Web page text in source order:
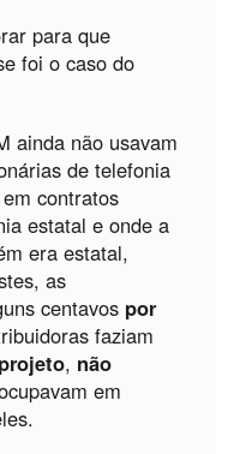
para que
foi o caso do
ainda não usavam
de telefonia
contratos
estatal e onde a
era estatal,
as
centavos por
faziam
, não
em